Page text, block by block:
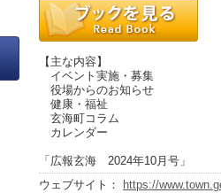
【主な内容】
イベント実施・募集
役場からのお知らせ
健康・福祉
玄海町コラム
カレンダー
「広報玄海 2024年10月号」
ウェブサイト：
https://